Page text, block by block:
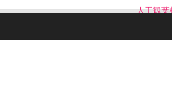
人工観葉
LUCKY
期間限定